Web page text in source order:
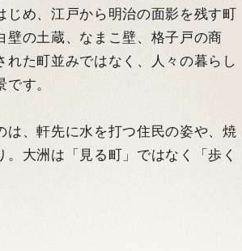
じめ、江戸から明治の面影を残す町
壁の土蔵、なまこ壁、格子戸の商
れた町並みではなく、人々の暮らし
す。
は、軒先に水を打つ住民の姿や、焼
。大洲は「見る町」ではなく「歩く